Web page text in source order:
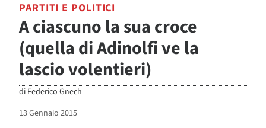
PARTITI E POLITICI
A ciascuno la sua croce
(quella di Adinolfi ve la
lascio volentieri)
di Federico Gnech
13 Gennaio 2015